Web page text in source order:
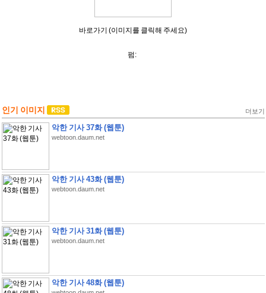
바로가기 (이미지를 클릭해 주세요)
펌:
인기 이미지 더보기
악한 기사 37화 (웹툰)
webtoon.daum.net
악한 기사 43화 (웹툰)
webtoon.daum.net
악한 기사 31화 (웹툰)
webtoon.daum.net
악한 기사 48화 (웹툰)